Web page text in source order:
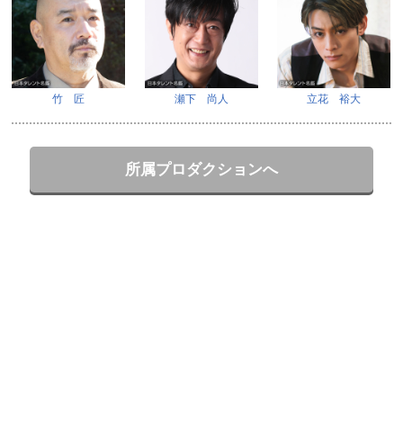
竹 匠 瀬下 尚人 立花 裕大
所属プロダクションへ